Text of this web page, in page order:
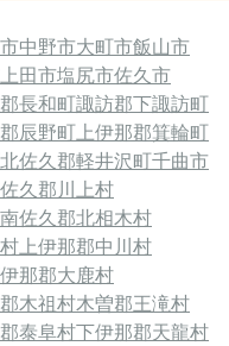
中野市大町市飯山市
上田市塩尻市佐久市
長和町諏訪郡下諏訪町
辰野町上伊那郡箕輪町
北佐久郡軽井沢町千曲市
久郡川上村
南佐久郡北相木村
上伊那郡中川村
那郡大鹿村
木祖村木曽郡王滝村
泰阜村下伊那郡天龍村